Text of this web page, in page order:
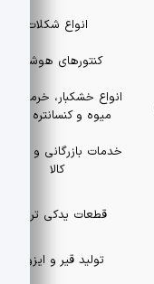
انواع شکلات
کنتورهای هوشمند
انواع خشکبار، خرمالو،پوره
میوه و کنسانتره میوه
خدمات بازرگانی و ترخیص
کالا
قطعات یدکی تراکتور
تولید قیر و ایزوگام